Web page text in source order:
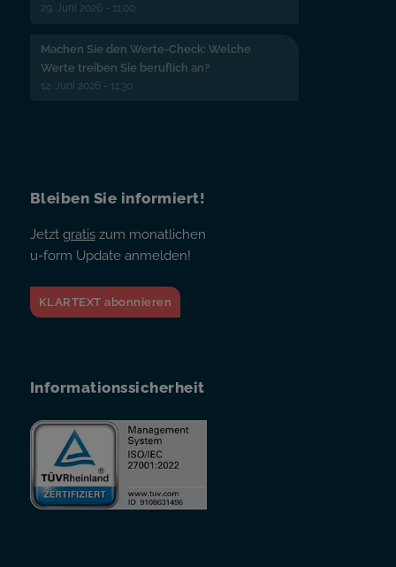
29. Juni 2026 - 11:00
Machen Sie den Werte-Check: Welche
Werte treiben Sie beruflich an?
12. Juni 2026 - 11:30
Bleiben Sie informiert!
Jetzt gratiszum monatlichen
u-form Update anmelden!
KLARTEXT abonnieren
Informationssicherheit